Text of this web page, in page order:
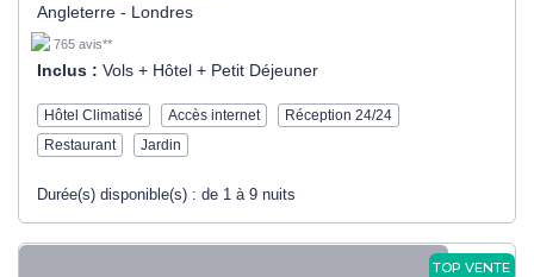
Angleterre - Londres
765 avis**
Inclus : Vols + Hôtel + Petit Déjeuner
Hôtel Climatisé Accès internet
Réception 24/24
Restaurant
Jardin
Durée(s) disponible(s) : de 1 à 9 nuits
TOP VENTE